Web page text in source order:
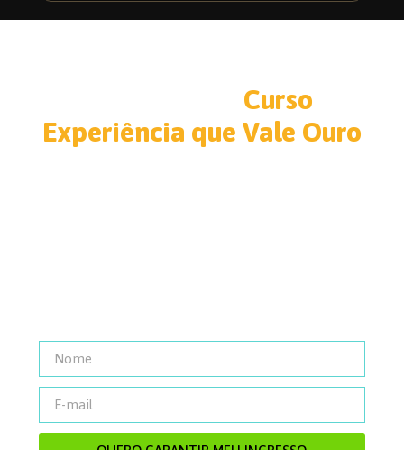
Curso
Experiência que Vale Ouro